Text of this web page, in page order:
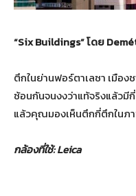
“Six Buildings”โดย
ตึกในย่านฟอร์ตาเลซา เมือ
ซ้อนกันจนงงว่าแท้จริงแล้วมี
แล้วคุณมองเห็นตึกกี่ตึกในภ
กล้องที่ใช้: Leica